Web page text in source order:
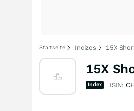
Startseite Indizes 15X
15X
Index ISIN: